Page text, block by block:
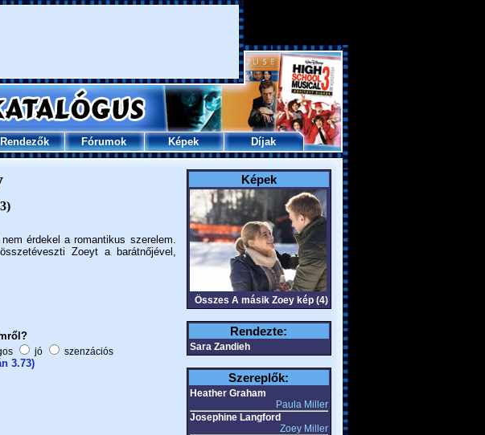
Rendezők Fórumok Képek Díjak
érdekel a romantikus szerelem.
Zoeyt a barátnőjével,
jó szenzációs
3.73)
Képek
Összes A másik Zoey kép (4)
Rendezte:
Sara Zandieh
Szereplők:
Heather Graham
Paula Miller
Josephine Langford
Zoey Miller